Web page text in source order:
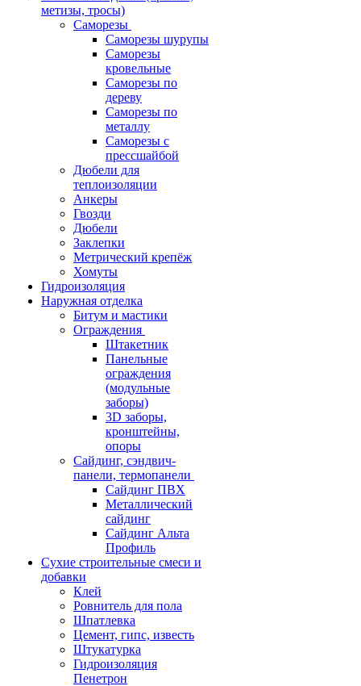
метизы, тросы)
Саморезы
Саморезы шурупы
Саморезы
кровельные
Саморезы по
дереву
Саморезы по
металлу
Саморезы с
прессшайбой
Дюбели для
теплоизоляции
Анкеры
Гвозди
Дюбели
Заклепки
Метрический крепёж
Хомуты
Гидроизоляция
Наружная отделка
Битум и мастики
Ограждения
Штакетник
Панельные
ограждения
(модульные
заборы)
3D заборы,
кронштейны,
опоры
Cайдинг, сэндвич-
панели, термопанели
Сайдинг ПВХ
Металлический
сайдинг
Сайдинг Альта
Профиль
Сухие строительные смеси и
добавки
Клей
Ровнитель для пола
Шпатлевка
Цемент, гипс, известь
Штукатурка
Гидроизоляция
Пенетрон